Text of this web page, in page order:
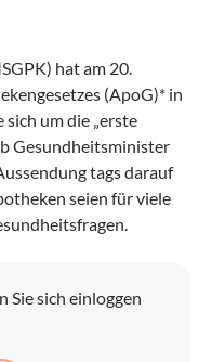
hat am 20.
(ApoG)* in
sich um die „erste
Gesundheitsminister
tags darauf
seien für viele
Sie sich einloggen